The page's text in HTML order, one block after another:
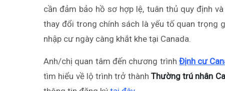
cần đảm bảo hồ sơ hợp lệ, tuân thủ quy định
thay đổi trong chính sách là yếu tố quan
nhập cư ngày càng khắt khe tại Canada.
Anh/chị quan tâm đến chương trìnhĐịnh cư
tìm hiểu về lộ trình trở thành Thường trú nhân